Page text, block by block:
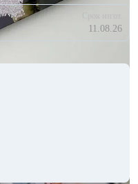
11.08.26